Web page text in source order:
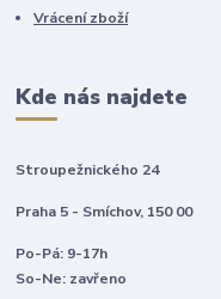
Vrácení zboží
Kde nás najdete
Stroupežnického 24
Praha 5 - Smíchov, 150 00
Po-Pá: 9-17h
So-Ne: zavřeno